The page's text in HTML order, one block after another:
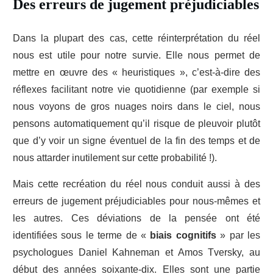
Des erreurs de jugement préjudiciables
Dans la plupart des cas, cette réinterprétation du réel
nous est utile pour notre survie. Elle nous permet de
mettre en œuvre des « heuristiques », c’est-à-dire des
réflexes facilitant notre vie quotidienne (par exemple si
nous voyons de gros nuages noirs dans le ciel, nous
pensons automatiquement qu’il risque de pleuvoir plutôt
que d’y voir un signe éventuel de la fin des temps et de
nous attarder inutilement sur cette probabilité !).
Mais cette recréation du réel nous conduit aussi à des
erreurs de jugement préjudiciables pour nous-mêmes et
les autres. Ces déviations de la pensée ont été
identifiées sous le terme de « biais cognitifs» par les
psychologues Daniel Kahneman et Amos Tversky, au
début des années soixante-dix. Elles sont une partie